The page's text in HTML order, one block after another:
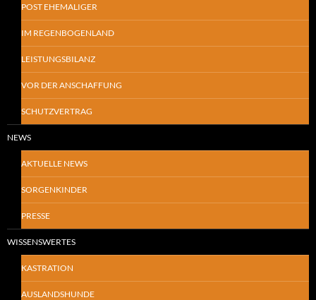
POST EHEMALIGER
IM REGENBOGENLAND
LEISTUNGSBILANZ
VOR DER ANSCHAFFUNG
SCHUTZVERTRAG
NEWS
AKTUELLE NEWS
SORGENKINDER
PRESSE
WISSENSWERTES
KASTRATION
AUSLANDSHUNDE